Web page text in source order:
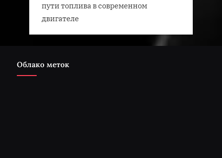
пути топлива в современном
двигателе
Облако меток